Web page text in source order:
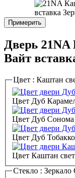
Примерить
Дверь
Вайт
Цвет : Каштан
Цвет Дуб
Цвет Дуб Сонома
Цвет Дуб Тобакко
Цвет Каштан
Стекло : Зеркало